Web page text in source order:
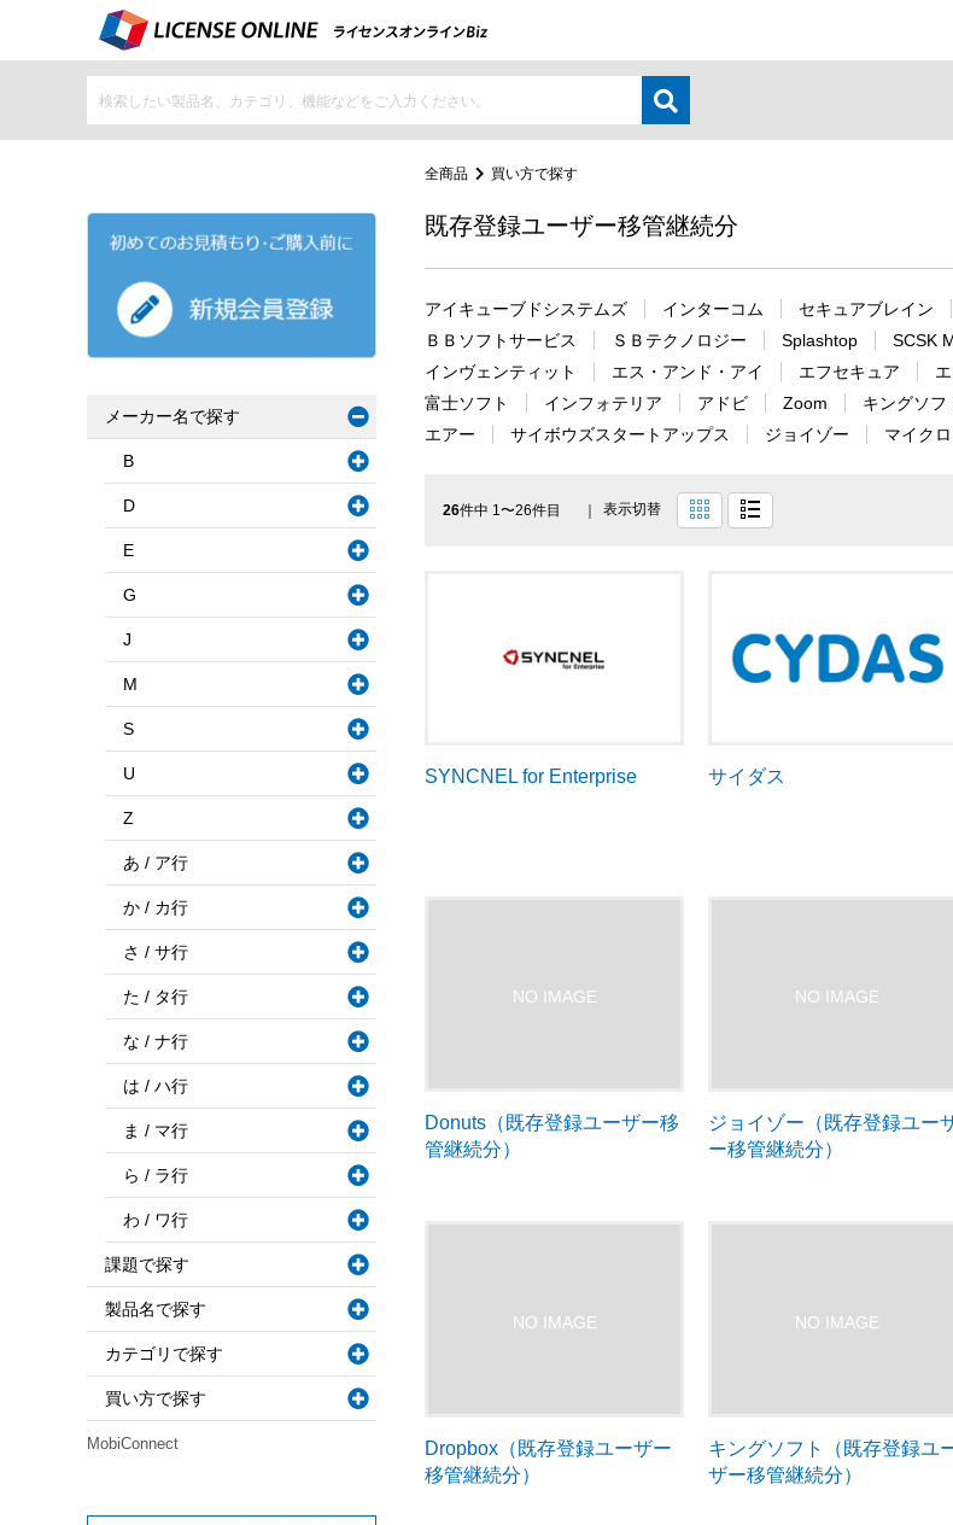
全商品 買い方で探す
既存登録ユーザー移管継続分
アイキューブドシステムズ インターコム セキュアブレイン
ＢＢソフトサービス
ＳＢテクノロジー Splashtop SCSK
インヴェンティット
エス・アンド・アイ エフセキュア
富士ソフト
インフォテリア アドビ Zoom キングソフ
エアー
サイボウズスタートアップス ジョイゾー マイク
26件中 1〜26件目 表示切替
SYNCNEL for Enterprise
サイダス
Donuts（既存登録ユーザー移
管継続分）
ジョイゾー（既存登録ユー
ー移管継続分）
Dropbox（既存登録ユーザー
移管継続分）
キングソフト（既存登録ユ
ザー移管継続分）
メーカー名で探す
B
D
E
G
J
M
S
U
Z
あ / ア行
か / カ行
さ / サ行
た / タ行
な / ナ行
は / ハ行
ま / マ行
ら / ラ行
わ / ワ行
課題で探す
製品名で探す
カテゴリで探す
買い方で探す
MobiConnect